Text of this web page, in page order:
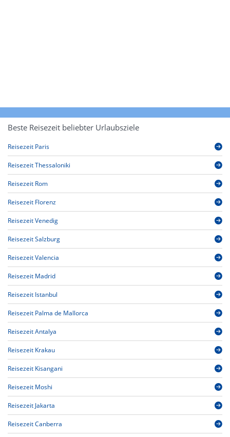
Beste Reisezeit beliebter Urlaubsziele
Reisezeit Paris
Reisezeit Thessaloniki
Reisezeit Rom
Reisezeit Florenz
Reisezeit Venedig
Reisezeit Salzburg
Reisezeit Valencia
Reisezeit Madrid
Reisezeit Istanbul
Reisezeit Palma de Mallorca
Reisezeit Antalya
Reisezeit Krakau
Reisezeit Kisangani
Reisezeit Moshi
Reisezeit Jakarta
Reisezeit Canberra